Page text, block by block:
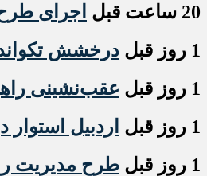
20 ساعت قبل
اجرای
1 روز قبل
درخشش
1 روز قبل
عقب‌نشینی
1 روز قبل
اردبیل
1 روز قبل
طرح مدیریت